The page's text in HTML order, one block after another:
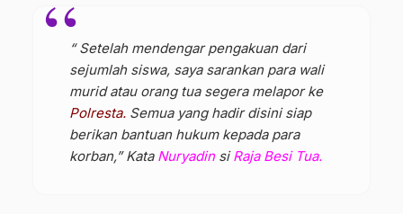
“ Setelah mendengar pengakuan dari
sejumlah siswa, saya sarankan para wali
murid atau orang tua segera melapor ke
Polresta.Semua yang hadir disini siap
berikan bantuan hukum kepada para
korban,” Kata NuryadinsiRaja Besi Tua.